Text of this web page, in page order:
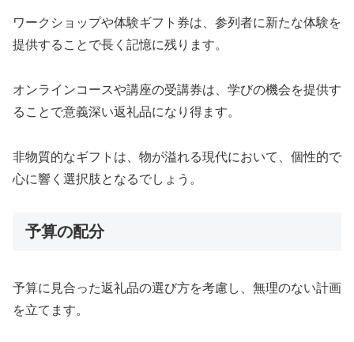
ワークショップや体験ギフト券は、参列者に新たな体験を
提供することで長く記憶に残ります。
オンラインコースや講座の受講券は、学びの機会を提供す
ることで意義深い返礼品になり得ます。
非物質的なギフトは、物が溢れる現代において、個性的で
心に響く選択肢となるでしょう。
予算の配分
予算に見合った返礼品の選び方を考慮し、無理のない計画
を立てます。